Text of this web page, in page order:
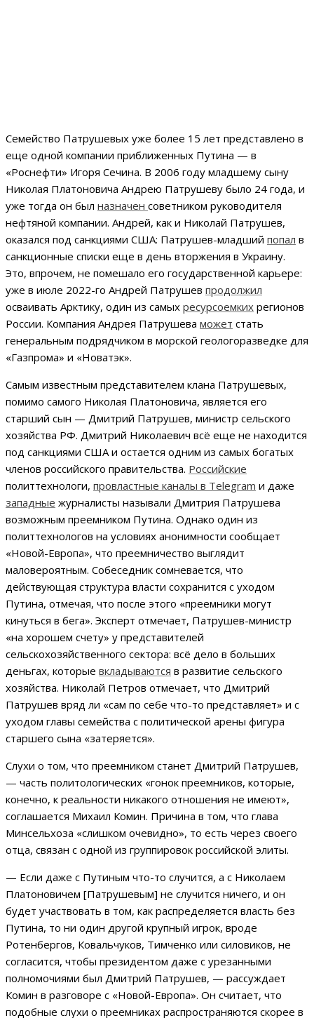
Семейство Патрушевых уже более 15 лет представлено в
еще одной компании приближенных Путина — в
«Роснефти» Игоря Сечина. В 2006 году младшему сыну
Николая Платоновича Андрею Патрушеву было 24 года, и
уже тогда он был назначен советником руководителя
нефтяной компании. Андрей, как и Николай Патрушев,
оказался под санкциями США: Патрушев-младший попал в
санкционные списки еще в день вторжения в Украину.
Это, впрочем, не помешало его государственной карьере:
уже в июле 2022-го Андрей Патрушев продолжил
осваивать Арктику, один из самых ресурсоемких регионов
России. Компания Андрея Патрушева может стать
генеральным подрядчиком в морской геологоразведке для
«Газпрома» и «Новатэк».
Самым известным представителем клана Патрушевых,
помимо самого Николая Платоновича, является его
старший сын — Дмитрий Патрушев, министр сельского
хозяйства РФ. Дмитрий Николаевич всё еще не находится
под санкциями США и остается одним из самых богатых
членов российского правительства. Российские
политтехнологи, провластные каналы в Telegram и даже
западные журналисты называли Дмитрия Патрушева
возможным преемником Путина. Однако один из
политтехнологов на условиях анонимности сообщает
«Новой-Европа», что преемничество выглядит
маловероятным. Собеседник сомневается, что
действующая структура власти сохранится с уходом
Путина, отмечая, что после этого «преемники могут
кинуться в бега». Эксперт отмечает, Патрушев-министр
«на хорошем счету» у представителей
сельскохозяйственного сектора: всё дело в больших
деньгах, которые вкладываются в развитие сельского
хозяйства. Николай Петров отмечает, что Дмитрий
Патрушев вряд ли «сам по себе что-то представляет» и с
уходом главы семейства с политической арены фигура
старшего сына «затеряется».
Слухи о том, что преемником станет Дмитрий Патрушев,
— часть политологических «гонок преемников, которые,
конечно, к реальности никакого отношения не имеют»,
соглашается Михаил Комин. Причина в том, что глава
Минсельхоза «слишком очевидно», то есть через своего
отца, связан с одной из группировок российской элиты.
— Если даже с Путиным что-то случится, а с Николаем
Платоновичем [Патрушевым] не случится ничего, и он
будет участвовать в том, как распределяется власть без
Путина, то ни один другой крупный игрок, вроде
Ротенбергов, Ковальчуков, Тимченко или силовиков, не
согласится, чтобы президентом даже с урезанными
полномочиями был Дмитрий Патрушев, — рассуждает
Комин в разговоре с «Новой-Европа». Он считает, что
подобные слухи о преемниках распространяются скорее в